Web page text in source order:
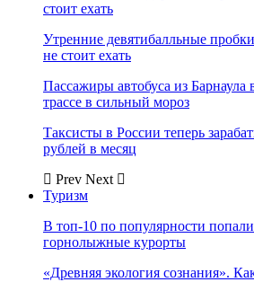
стоит ехать
Утренние девятибалльные
не стоит ехать
Пассажиры автобуса из Барнаула
трассе в сильный мороз
Таксисты в России теперь
рублей в месяц
Prev Next
Туризм
В топ-10 по популярности
горнолыжные курорты
«Древняя экология сознания».